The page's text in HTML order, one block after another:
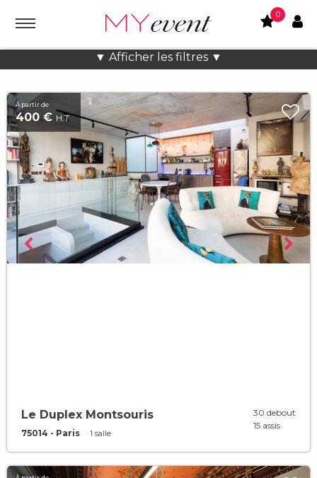
0
▼ Afficher les filtres ▼
Soirée d'entreprise à Paris
À partir de
400 € H.T
Le Duplex Montsouris
75014 - Paris 1 salle
30 debout
15 assis